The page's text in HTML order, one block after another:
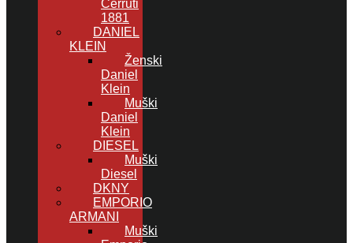
Cerruti
1881
DANIEL
KLEIN
Ženski
Daniel
Klein
Muški
Daniel
Klein
DIESEL
Muški
Diesel
DKNY
EMPORIO
ARMANI
Muški